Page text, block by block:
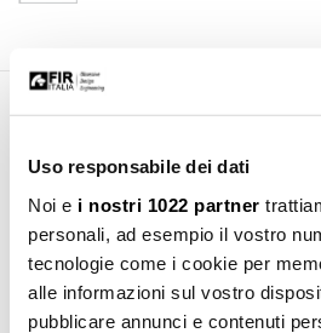
Uso responsabile dei dati
Noi e i nostri 1022 partner
personali, ad esempio il vostro
tecnologie come i cookie per
alle informazioni sul vostro
pubblicare annunci e contenuti
Montageanleitung
pdf 4.07 MB